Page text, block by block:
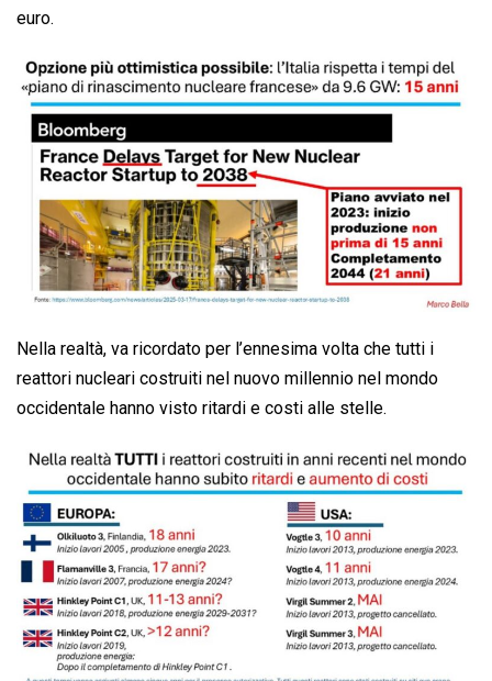
euro.
Nella realtà, va ricordato per l’ennesima volta che tutti i
reattori nucleari costruiti nel nuovo millennio nel mondo
occidentale hanno visto ritardi e costi alle stelle.